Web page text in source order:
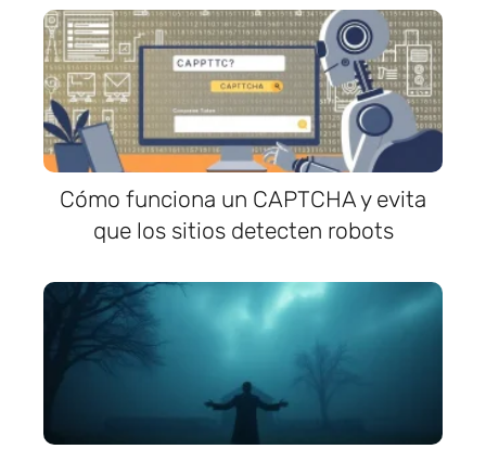
Cómo funciona un CAPTCHA y evita
que los sitios detecten robots